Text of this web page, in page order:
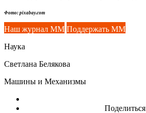
Фото: pixabay.com
Наш журнал ММ Поддержать ММ
Наука
Светлана Белякова
Машины и Механизмы
Поделиться